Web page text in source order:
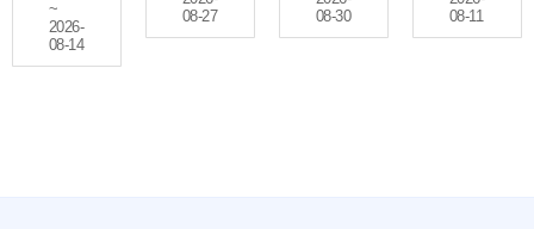
~
2026-
08-14
08-27
08-30
08-11